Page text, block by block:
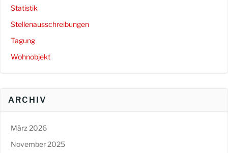
Statistik
Stellenausschreibungen
Tagung
Wohnobjekt
ARCHIV
März 2026
November 2025